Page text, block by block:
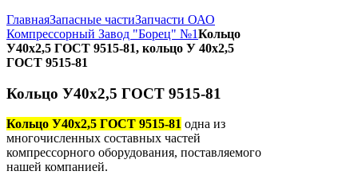
ГлавнаяЗапасные частиЗапчасти ОАО
Компрессорный Завод "Борец" №1Кольцо
У40х2,5 ГОСТ 9515-81, кольцо У 40х2,5
ГОСТ 9515-81
Кольцо У40х2,5 ГОСТ 9515-81
Кольцо У40х2,5 ГОСТ 9515-81 одна из
многочисленных составных частей
компрессорного оборудования, поставляемого
нашей компанией.